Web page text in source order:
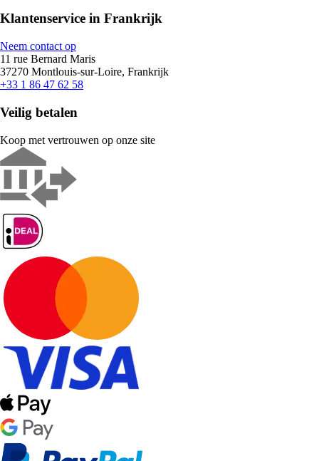
Klantenservice in Frankrijk
Neem contact op
11 rue Bernard Maris
37270 Montlouis-sur-Loire, Frankrijk
+33 1 86 47 62 58
Veilig betalen
Koop met vertrouwen op onze site